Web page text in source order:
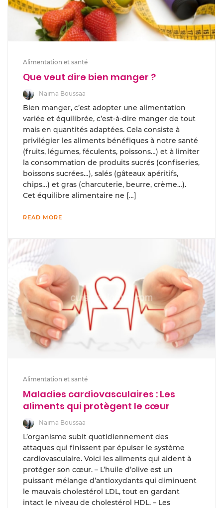
Alimentation et santé
Que veut dire bien manger ?
Naima Boussaa
Bien manger, c’est adopter une alimentation
variée et équilibrée, c’est-à-dire manger de tout
mais en quantités adaptées. Cela consiste à
privilégier les aliments bénéfiques à notre santé
(fruits, légumes, féculents, poissons…) et à limiter
la consommation de produits sucrés (confiseries,
boissons sucrées…), salés (gâteaux apéritifs,
chips…) et gras (charcuterie, beurre, crème…).
Cet équilibre alimentaire ne […]
READ MORE
Alimentation et santé
Maladies cardiovasculaires : Les
aliments qui protègent le cœur
Naima Boussaa
L’organisme subit quotidiennement des
attaques qui finissent par épuiser le système
cardiovasculaire. Voici les aliments qui aident à
protéger son cœur. – L’huile d’olive est un
puissant mélange d’antioxydants qui diminuent
le mauvais cholestérol LDL, tout en gardant
intact le niveau de cholestérol HDL. – Les